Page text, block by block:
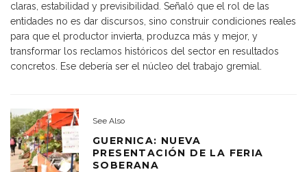
claras, estabilidad y previsibilidad. Señaló que el rol de las
entidades no es dar discursos, sino construir condiciones reales
para que el productor invierta, produzca más y mejor, y
transformar los reclamos históricos del sector en resultados
concretos. Ese debería ser el núcleo del trabajo gremial.
See Also
GUERNICA: NUEVA
PRESENTACIÓN DE LA FERIA
SOBERANA